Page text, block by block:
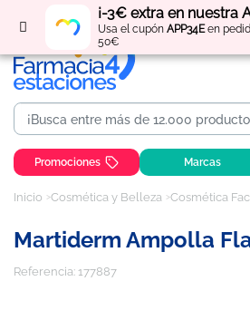
¡-3€ extra en nuestra
Usa el cupón APP34Een
50€
Regístratey obténpuntos
Promociones Marcas
Inicio Cosmética y Belleza Cosmética
Martiderm Ampolla
Referencia: 177887